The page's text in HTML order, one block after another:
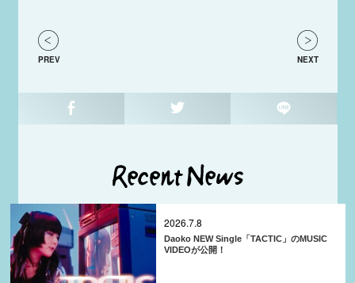
PREV NEXT
2026.7.8
Daoko NEW Single「TACTIC」のMUSIC
VIDEOが公開！